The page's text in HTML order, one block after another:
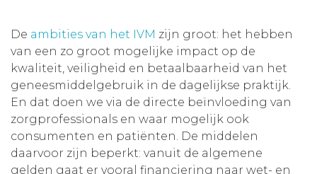
De ambities van het IVM zijn groot: het hebben
van een zo groot mogelijke impact op de
kwaliteit, veiligheid en betaalbaarheid van het
geneesmiddelgebruik in de dagelijkse praktijk.
En dat doen we via de directe beïnvloeding van
zorgprofessionals en waar mogelijk ook
consumenten en patiënten. De middelen
daarvoor zijn beperkt: vanuit de algemene
gelden gaat er vooral financiering naar wet- en